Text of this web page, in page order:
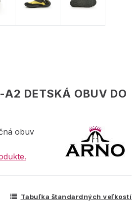
DETSKÁ OBUV DO
obuv
Tabuľka štandardných veľkostí